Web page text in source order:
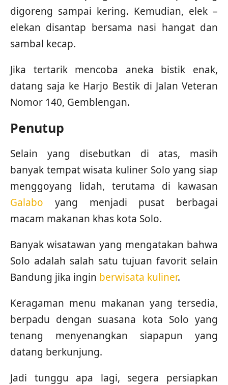
digoreng sampai kering. Kemudian, elek –
elekan disantap bersama nasi hangat dan
sambal kecap.
Jika tertarik mencoba aneka bistik enak,
datang saja ke Harjo Bestik di Jalan Veteran
Nomor 140, Gemblengan.
Penutup
Selain yang disebutkan di atas, masih
banyak tempat wisata kuliner Solo yang siap
menggoyang lidah, terutama di kawasan
Galabo yang menjadi pusat berbagai
macam makanan khas kota Solo.
Banyak wisatawan yang mengatakan bahwa
Solo adalah salah satu tujuan favorit selain
Bandung jika ingin berwisata kuliner.
Keragaman menu makanan yang tersedia,
berpadu dengan suasana kota Solo yang
tenang menyenangkan siapapun yang
datang berkunjung.
Jadi tunggu apa lagi, segera persiapkan